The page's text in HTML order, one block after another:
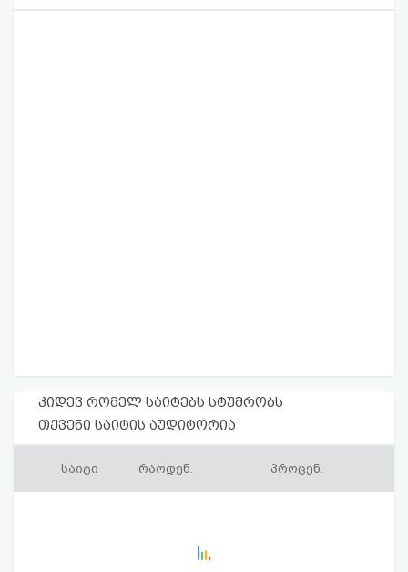
კიდევ რომელ საიტებს სტუმრობს
თქვენი საიტის აუდიტორია
საიტი რაოდენ. პროცენ.